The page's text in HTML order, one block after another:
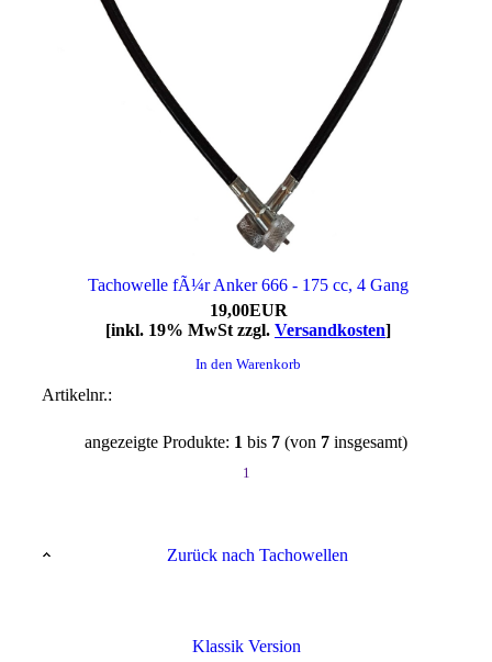
Tachowelle fÃ¼r Anker 666 - 175 cc, 4 Gang
19,00EUR
[inkl. 19% MwSt zzgl. Versandkosten]
In den Warenkorb
Artikelnr.:
angezeigte Produkte: 1 bis 7 (von 7 insgesamt)
1
Zurück nach Tachowellen
Klassik Version